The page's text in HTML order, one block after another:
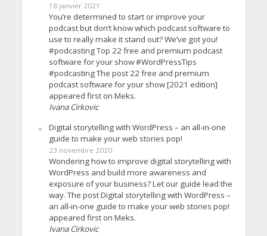
18 janvier 2021
You’re determined to start or improve your
podcast but don’t know which podcast software to
use to really make it stand out? We’ve got you!
#podcasting Top 22 free and premium podcast
software for your show #WordPressTips
#podcasting The post 22 free and premium
podcast software for your show [2021 edition]
appeared first on Meks.
Ivana Cirkovic
Digital storytelling with WordPress – an all-in-one
guide to make your web stories pop!
23 novembre 2020
Wondering how to improve digital storytelling with
WordPress and build more awareness and
exposure of your business? Let our guide lead the
way. The post Digital storytelling with WordPress –
an all-in-one guide to make your web stories pop!
appeared first on Meks.
Ivana Cirkovic